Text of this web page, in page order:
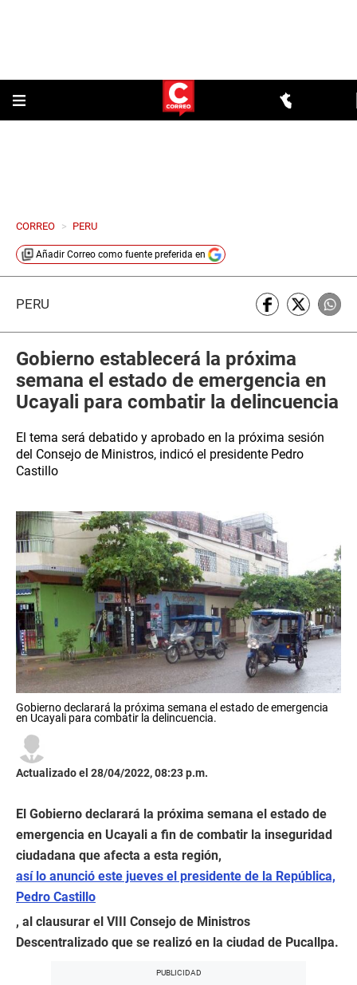
CORREO > PERU
Añadir Correo como fuente preferida en
PERÚ
Gobierno establecerá la próxima
semana el estado de emergencia en
Ucayali para combatir la delincuencia
El tema será debatido y aprobado en la próxima sesión
del Consejo de Ministros, indicó el presidente Pedro
Castillo
Gobierno declarará la próxima semana el estado de emergencia
en Ucayali para combatir la delincuencia.
Actualizado el 28/04/2022, 08:23 p.m.
El Gobierno declarará la próxima semana el estado de
emergencia en Ucayali a fin de combatir la inseguridad
ciudadana que afecta a esta región,
así lo anunció este jueves el presidente de la República,
Pedro Castillo
, al clausurar el VIII Consejo de Ministros
Descentralizado que se realizó en la ciudad de Pucallpa.